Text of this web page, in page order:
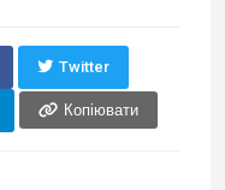
Twitter
Копіювати